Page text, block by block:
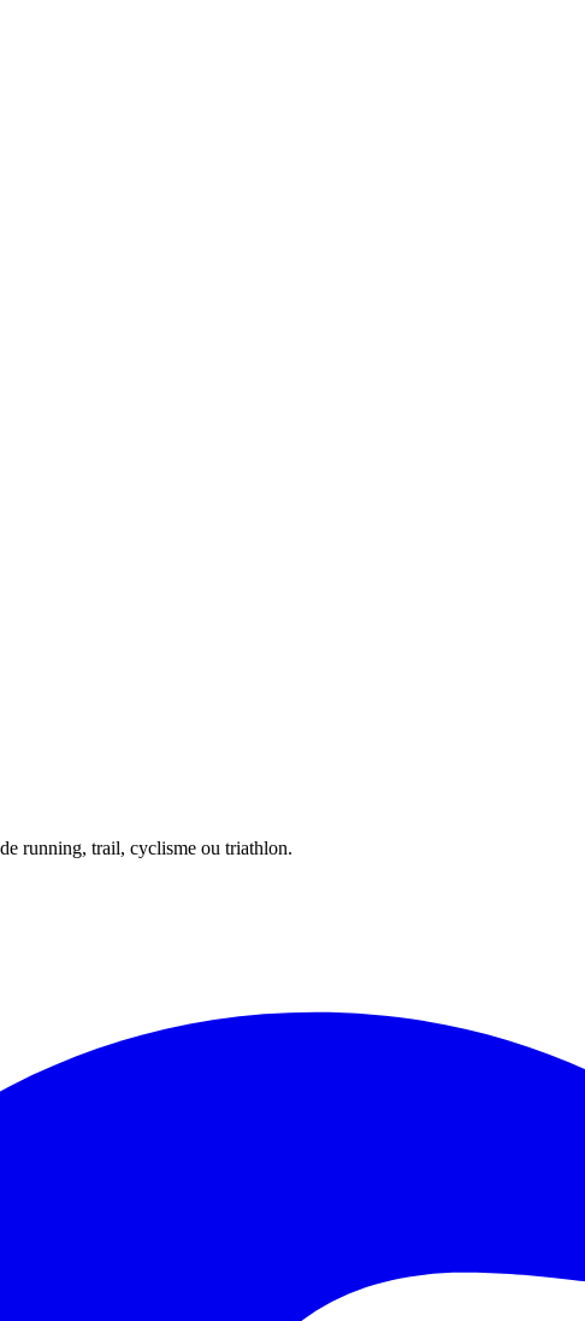
running, trail, cyclisme ou triathlon.